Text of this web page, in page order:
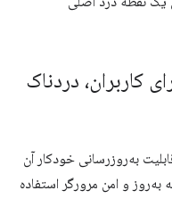
کاربران، دردناک
به‌روزرسانی خودکار آن
به‌روز و امن مرورگر استفاده